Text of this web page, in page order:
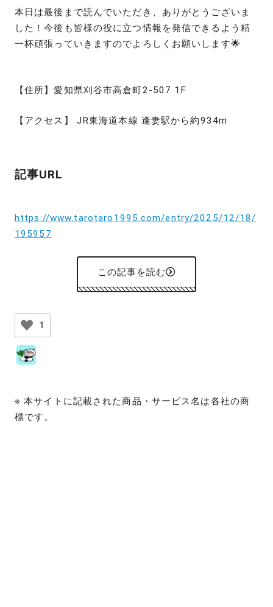
本日は最後まで読んでいただき、ありがとうございま
した！今後も皆様の役に立つ情報を発信できるよう精
一杯頑張っていきますのでよろしくお願いします🌟
【住所】愛知県刈谷市高倉町2-507 1F
【アクセス】 JR東海道本線 逢妻駅から約934m
記事URL
https://www.tarotaro1995.com/entry/2025/12/18/
195957
この記事を読む
1
※ 本サイトに記載された商品・サービス名は各社の商
標です。